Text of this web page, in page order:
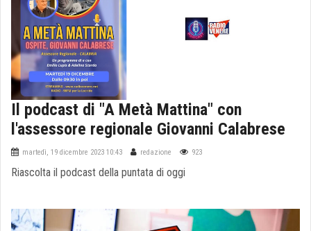
Il podcast di "A Metà Mattina" con
l'assessore regionale Giovanni Calabrese
martedì, 19 dicembre 2023 10:43 redazione 923
Riascolta il podcast della puntata di oggi